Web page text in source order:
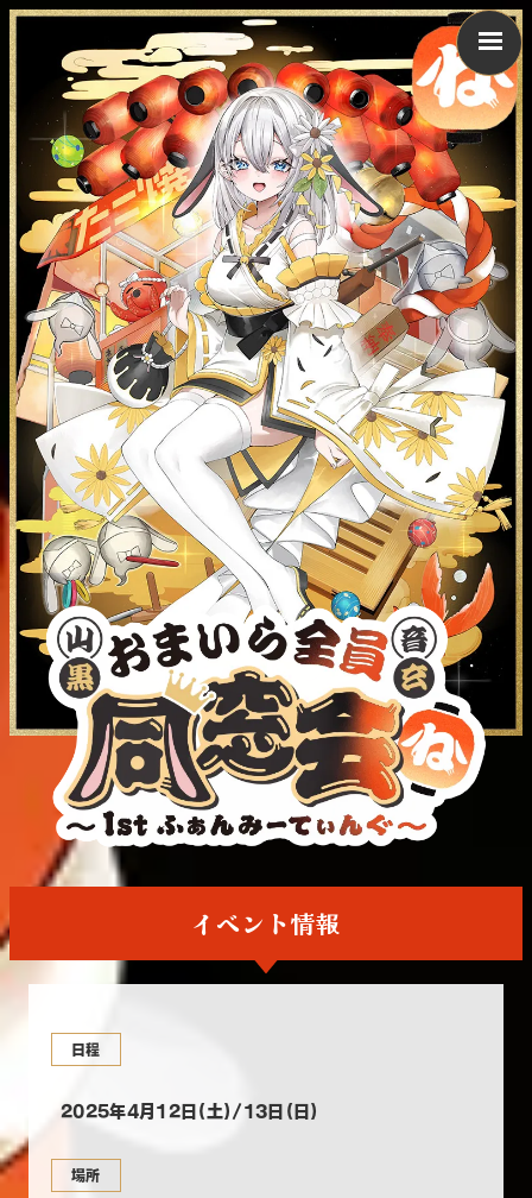
イベント情報
日程
2025年4月12日(土)/13日(日)
場所
※ピンチイン・アウトで拡大・縮小できます。
※ドラッグで画像を動かすことができます。
※ピンチイン・アウトで拡大・縮小できます。
※ドラッグで画像を動かすことができます。
※ピンチイン・アウトで拡大・縮小できます。
※ドラッグで画像を動かすことができます。